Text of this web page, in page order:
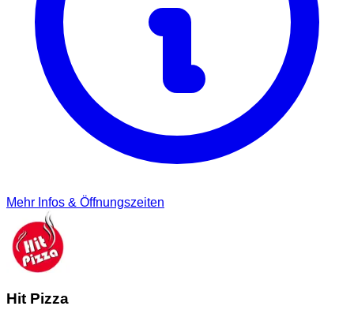
Mehr Infos & Öffnungszeiten
Hit Pizza